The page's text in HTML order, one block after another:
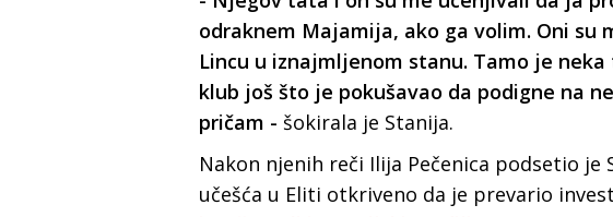
odraknem Majamija, ako ga volim. Oni su
Lincu u iznajmljenom stanu. Tamo je
klub još što je pokušavao da podigne na
pričam - šokirala je Stanija.
Nakon njenih reči Ilija Pečenica podsetio
učešća u Eliti otkriveno da je prevario